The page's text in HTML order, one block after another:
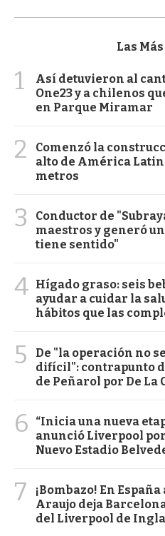
Las
1
Así detuvieron al
One23 y a chilenos
en Parque Miramar
2
Comenzó la
alto de América
metros
3
Conductor de
maestros y generó
tiene sentido"
4 Hígado graso: seis
ayudar a cuidar la
hábitos que las
5
De "la operación no
difícil": contrapunto
de Peñarol por De La
6
“Inicia una nueva
anunció Liverpool
Nuevo Estadio
7
¡Bombazo! En
Araujo deja
del Liverpool de